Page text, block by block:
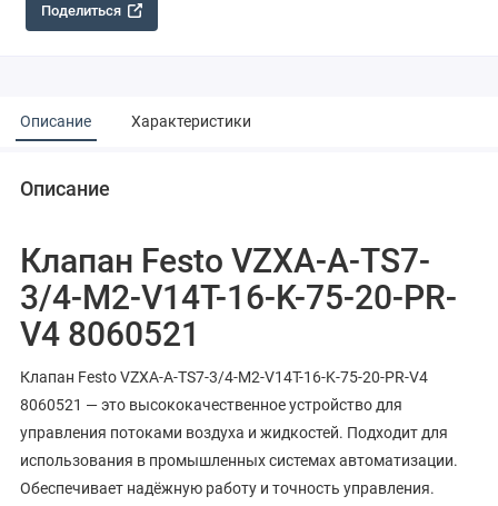
Поделиться
Описание Характеристики
Описание
Клапан Festo VZXA-A-TS7-
3/4-M2-V14T-16-K-75-20-PR-
V4 8060521
Клапан Festo VZXA-A-TS7-3/4-M2-V14T-16-K-75-20-PR-V4
8060521 — это высококачественное устройство для
управления потоками воздуха и жидкостей. Подходит для
использования в промышленных системах автоматизации.
Обеспечивает надёжную работу и точность управления.